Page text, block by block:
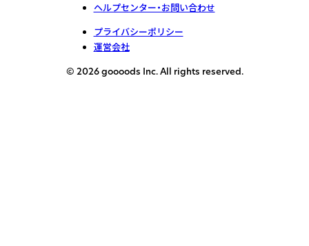
ヘルプセンター・お問い合わせ
プライバシーポリシー
運営会社
© 2026 goooods Inc. All rights reserved.